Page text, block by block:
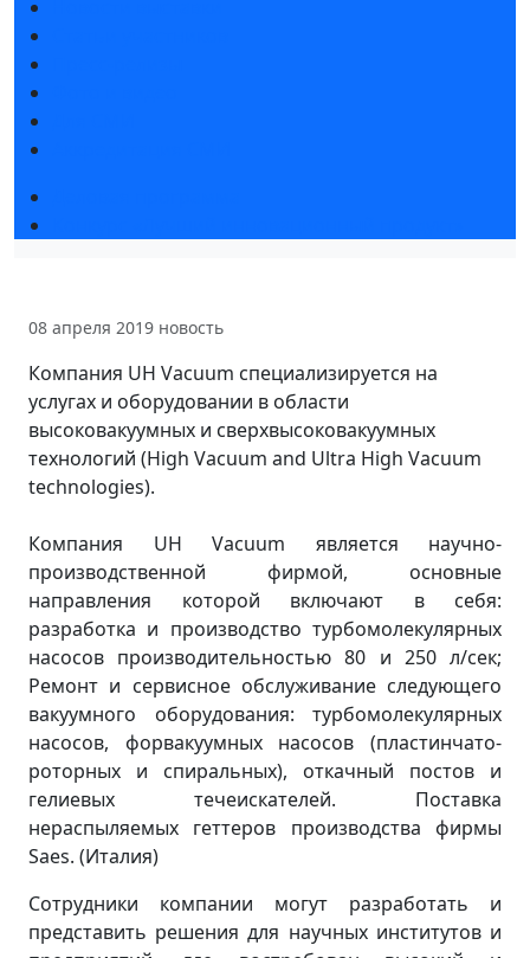
08 апреля 2019 новость
Компания UH Vacuum специализируется на
услугах и оборудовании в области
высоковакуумных и сверхвысоковакуумных
технологий (High Vacuum and Ultra High Vacuum
technologies).
Компания UH Vacuum является научно-
производственной фирмой, основные
направления которой включают в себя:
разработка и производство турбомолекулярных
насосов производительностью 80 и 250 л/сек;
Ремонт и сервисное обслуживание следующего
вакуумного оборудования: турбомолекулярных
насосов, форвакуумных насосов (пластинчато-
роторных и спиральных), откачный постов и
гелиевых течеискателей. Поставка
нераспыляемых геттеров производства фирмы
Saes. (Италия)
Сотрудники компании могут разработать и
представить решения для научных институтов и